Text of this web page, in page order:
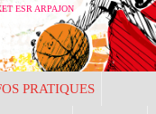
ESR ARPAJON
PRATIQUES